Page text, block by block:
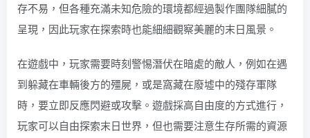
存不易，但各種充滿未知危險的環境都經過製作團隊細膩的
呈現，因此玩家在探索時也能細細觀察美麗的末日風景。
在遊戲中，玩家需要時刻警惕潛伏在暗處的敵人，例如在遇
到躲藏在車輛後方的殭屍，或是窩藏在廢墟中的殘存軍隊
時，要立即反應閃避或攻擊。遊戲採高自由度的方式進行，
玩家可以自由探索末日世界，但也需要注意生存所需的資源